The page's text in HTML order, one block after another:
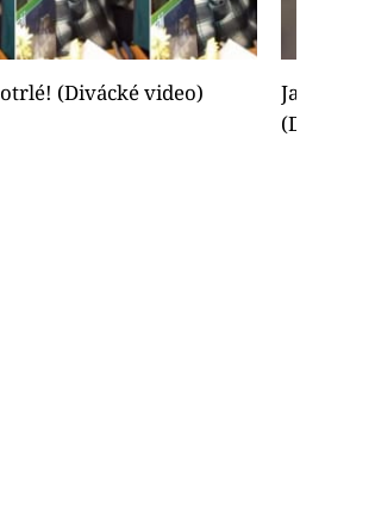
(Divácké video)
Jak se
(Divácké